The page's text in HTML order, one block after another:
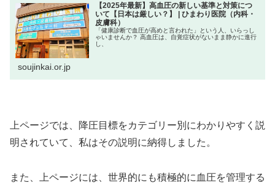
【2025年最新】高血圧の新しい基準と対策につ
いて【日本は厳しい？】 | ひまわり医院（内科・
皮膚科）
「健康診断で血圧が高めと言われた」という人、いらっし
ゃいませんか？ 高血圧は、自覚症状がないまま静かに進行
し、
soujinkai.or.jp
上ページでは、降圧目標をカテゴリー別にわかりやすく説
明されていて、私はその説明に納得しました。
また、上ページには、世界的にも積極的に血圧を管理する